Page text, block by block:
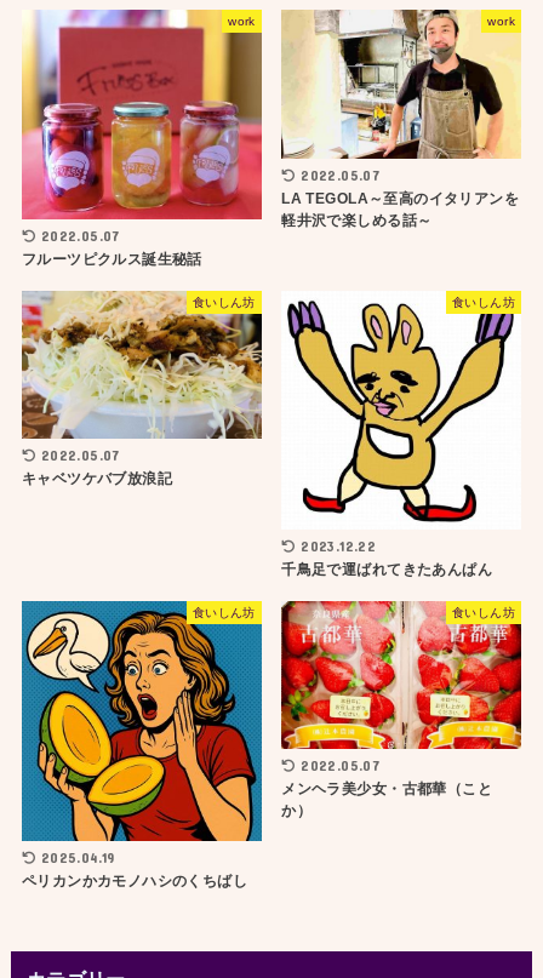
work
2022.05.07
フルーツピクルス誕生秘話
work
2022.05.07
LA TEGOLA～至高のイタリアンを
軽井沢で楽しめる話～
食いしん坊
2022.05.07
キャベツケバブ放浪記
食いしん坊
2023.12.22
千鳥足で運ばれてきたあんぱん
食いしん坊
2025.04.19
ペリカンかカモノハシのくちばし
食いしん坊
2022.05.07
メンヘラ美少女・古都華（こと
か）